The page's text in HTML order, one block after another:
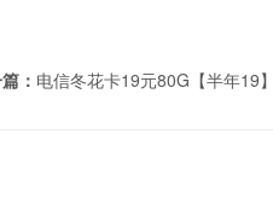
： 电信冬花卡19元80G【半年19】